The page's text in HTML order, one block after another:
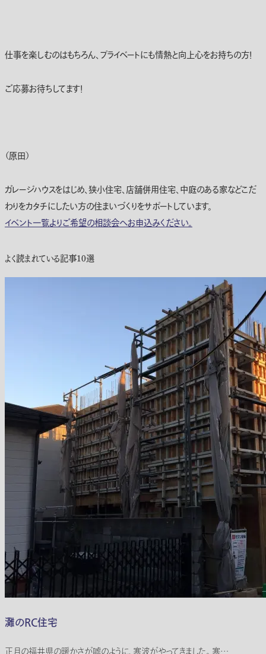
仕事を楽しむのはもちろん、プライベートにも情熱と向上心をお持ちの方！
ご応募お待ちしてます！
（原田）
ガレージハウスをはじめ、狭小住宅、店舗併用住宅、中庭のある家などこだ
わりをカタチにしたい方の住まいづくりをサポートしています。
イベント一覧よりご希望の相談会へお申込みください。
よく読まれている記事10選
灘のRC住宅
正月の福井県の暖かさが嘘のように、寒波がやってきました。 寒…